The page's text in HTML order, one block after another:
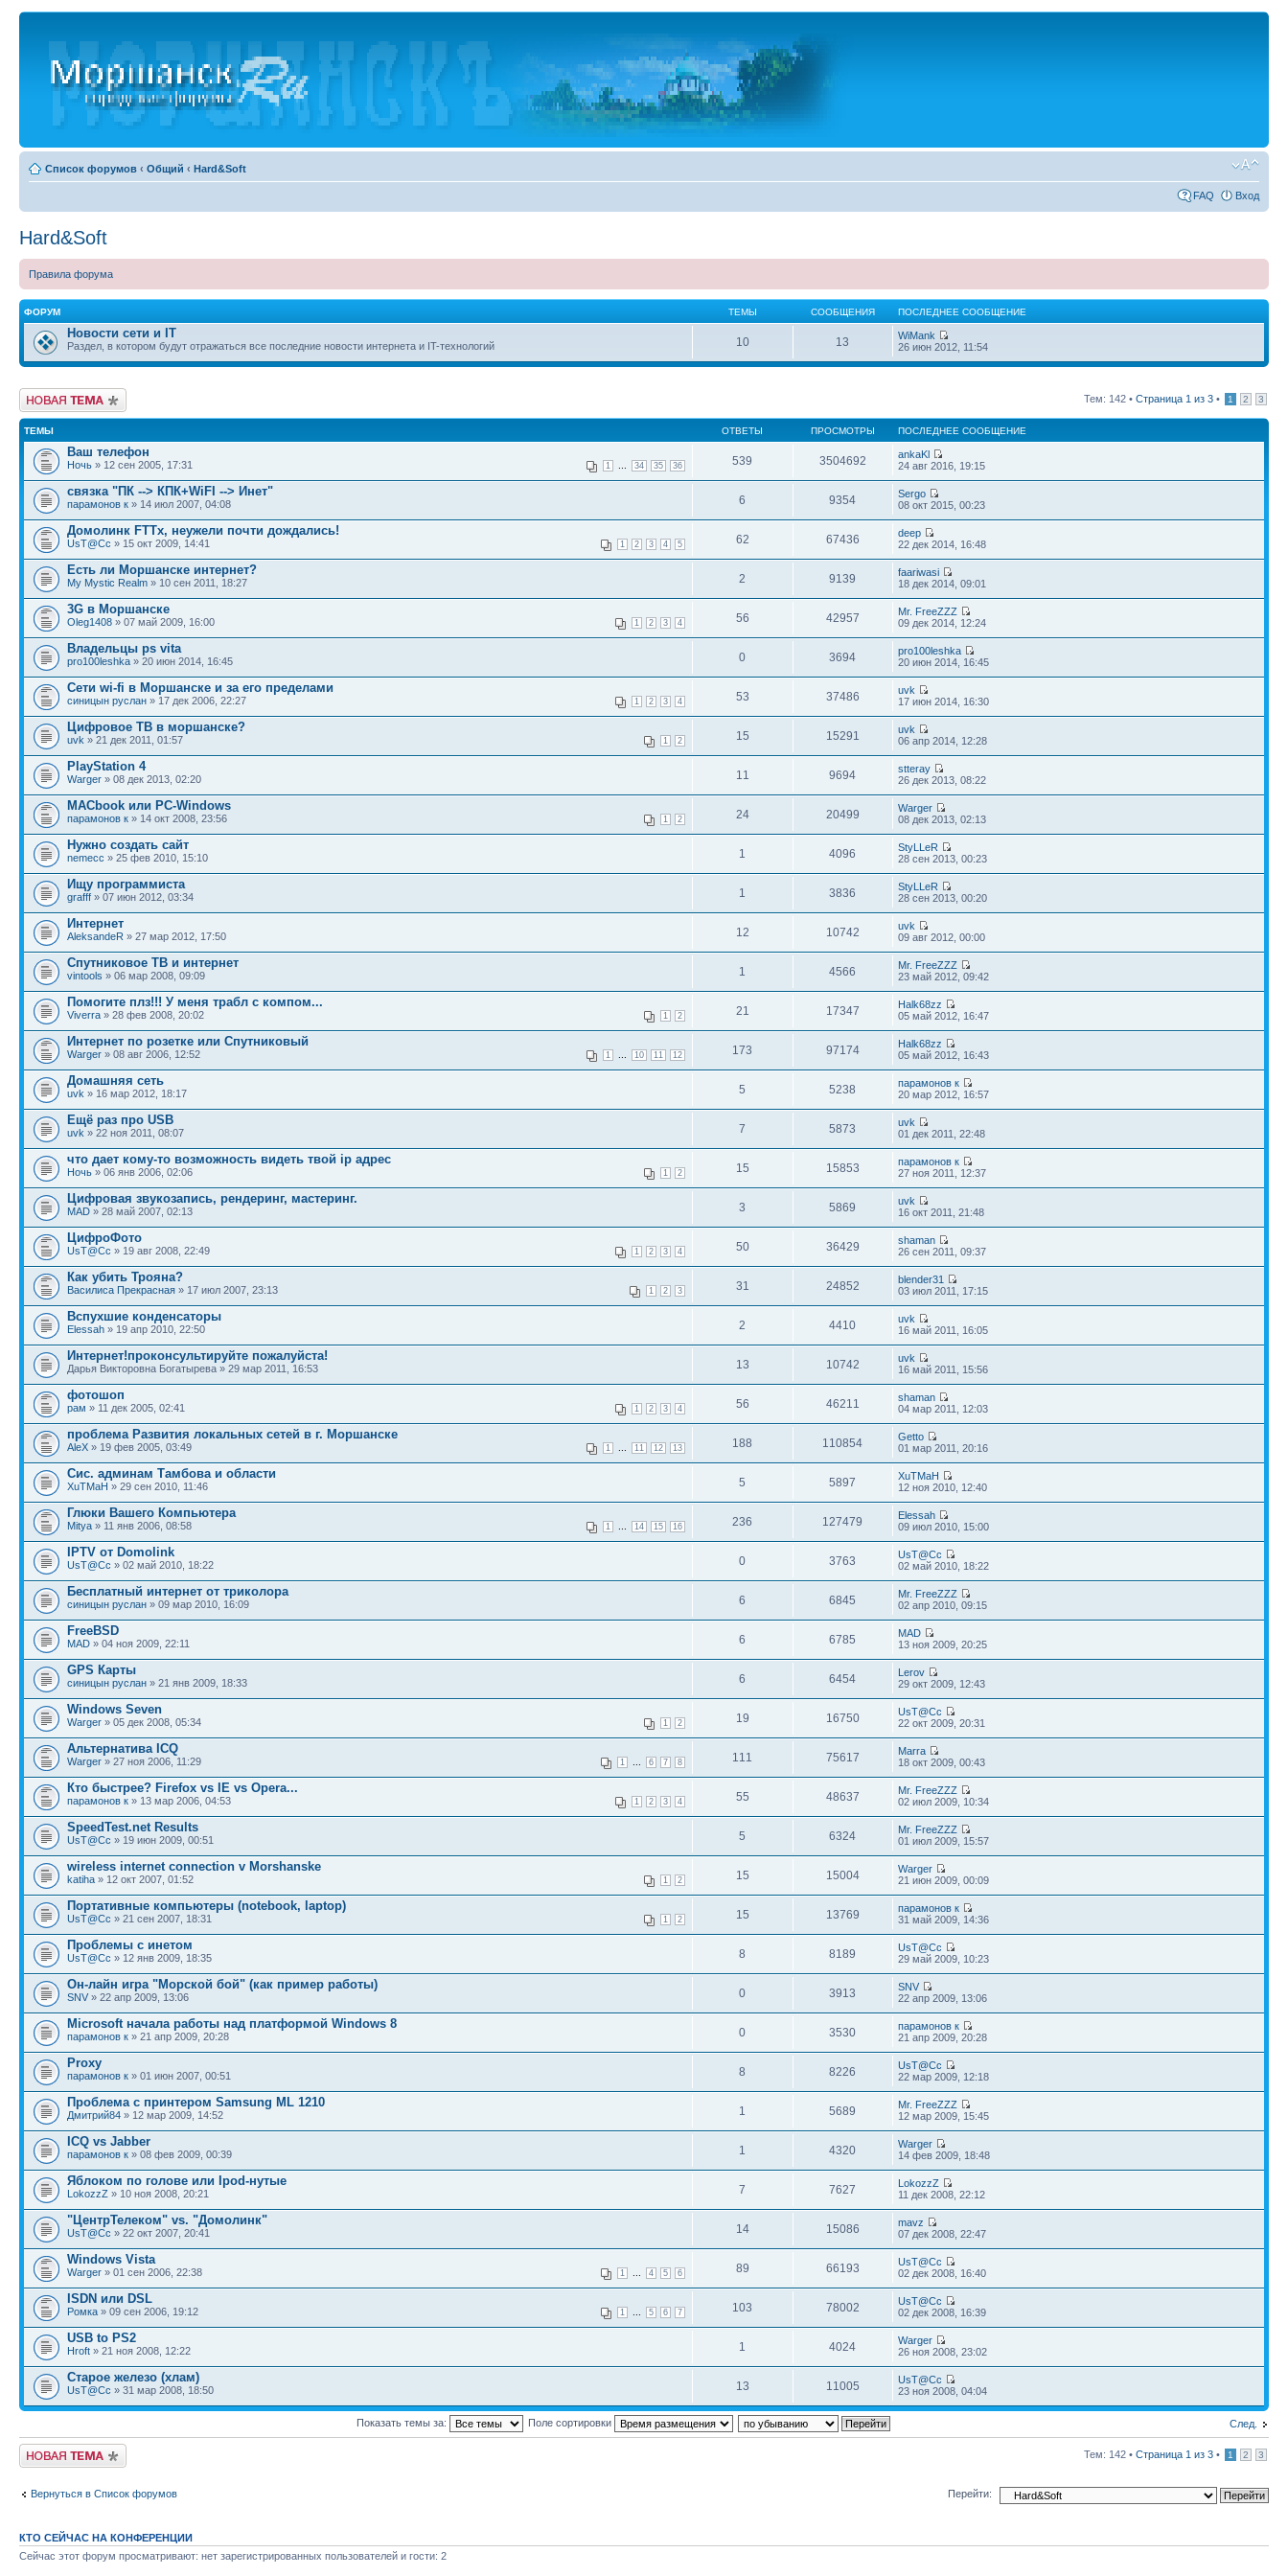
Список форумов ‹ Общий ‹ Hard&Soft
FAQ Вход
Hard&Soft
Правила форума
ФОРУМ ТЕМЫ СООБЩЕНИЯ ПОСЛЕДНЕЕ СООБЩЕНИЕ
Новости сети и IT
Раздел, в котором будут отражаться все последние новости интернета и IT-технологий 10 13
WiMank
26 июн 2012, 11:54
Новая тема Тем: 142 • Страница 1 из 3 • 1 2 3
ТЕМЫ ОТВЕТЫ ПРОСМОТРЫ ПОСЛЕДНЕЕ СООБЩЕНИЕ
Ваш телефон
1 34 35 36
Ночь » 12 сен 2005, 17:31 539 3504692
ankaKl
24 авг 2016, 19:15
связка "ПК --> КПК+WiFI --> Инет"
парамонов к » 14 июл 2007, 04:08 6 9354
Sergo
08 окт 2015, 00:23
Домолинк FTTx, неужели почти дождались!
1 2 3 4 5
UsT@Cc » 15 окт 2009, 14:41 62 67436
deep
22 дек 2014, 16:48
Есть ли Моршанске интернет?
My Mystic Realm » 10 сен 2011, 18:27 2 9139
faariwasi
18 дек 2014, 09:01
3G в Моршанске
1 2 3 4
Oleg1408 » 07 май 2009, 16:00 56 42957
Mr. FreeZZZ
09 дек 2014, 12:24
Владельцы ps vita
pro100leshka » 20 июн 2014, 16:45 0 3694
pro100leshka
20 июн 2014, 16:45
Сети wi-fi в Моршанске и за его пределами
1 2 3 4
синицын руслан » 17 дек 2006, 22:27 53 37486
uvk
17 июн 2014, 16:30
Цифровое ТВ в моршанске?
1 2
uvk » 21 дек 2011, 01:57 15 15291
uvk
06 апр 2014, 12:28
PlayStation 4
Warger » 08 дек 2013, 02:20 11 9694
stteray
26 дек 2013, 08:22
MACbook или PC-Windows
1 2
парамонов к » 14 окт 2008, 23:56 24 20499
Warger
08 дек 2013, 02:13
Нужно создать сайт
nemecc » 25 фев 2010, 15:10 1 4096
StyLLeR
28 сен 2013, 00:23
Ищу программиста
grafff » 07 июн 2012, 03:34 1 3836
StyLLeR
28 сен 2013, 00:20
Интернет
AleksandeR » 27 мар 2012, 17:50 12 10742
uvk
09 авг 2012, 00:00
Спутниковое ТВ и интернет
vintools » 06 мар 2008, 09:09 1 4566
Mr. FreeZZZ
23 май 2012, 09:42
Помогите плз!!! У меня трабл с компом...
1 2
Viverra » 28 фев 2008, 20:02 21 17347
Halk68zz
05 май 2012, 16:47
Интернет по розетке или Спутниковый
1 10 11 12
Warger » 08 авг 2006, 12:52 173 97174
Halk68zz
05 май 2012, 16:43
Домашняя сеть
uvk » 16 мар 2012, 18:17 5 5238
парамонов к
20 мар 2012, 16:57
Ещё раз про USB
uvk » 22 ноя 2011, 08:07 7 5873
uvk
01 дек 2011, 22:48
что дает кому-то возможность видеть твой ip адрес
1 2
Ночь » 06 янв 2006, 02:06 15 15853
парамонов к
27 ноя 2011, 12:37
Цифровая звукозапись, рендеринг, мастеринг.
MAD » 28 май 2007, 02:13 3 5869
uvk
16 окт 2011, 21:48
ЦифроФото
1 2 3 4
UsT@Cc » 19 авг 2008, 22:49 50 36429
shaman
26 сен 2011, 09:37
Как убить Трояна?
1 2 3
Василиса Прекрасная » 17 июл 2007, 23:13 31 24852
blender31
03 июл 2011, 17:15
Вспухшие конденсаторы
Elessah » 19 апр 2010, 22:50 2 4410
uvk
16 май 2011, 16:05
Интернет!проконсультируйте пожалуйста!
Дарья Викторовна Богатырева » 29 мар 2011, 16:53 13 10742
uvk
16 май 2011, 15:56
фотошоп
1 2 3 4
рам » 11 дек 2005, 02:41 56 46211
shaman
04 мар 2011, 12:03
проблема Развития локальных сетей в г. Моршанске
1 11 12 13
AleX » 19 фев 2005, 03:49 188 110854
Getto
01 мар 2011, 20:16
Сис. админам Тамбова и области
XuTMaH » 29 сен 2010, 11:46 5 5897
XuTMaH
12 ноя 2010, 12:40
Глюки Вашего Компьютера
1 14 15 16
Mitya » 11 янв 2006, 08:58 236 127479
Elessah
09 июл 2010, 15:00
IPTV от Domolink
UsT@Cc » 02 май 2010, 18:22 0 3763
UsT@Cc
02 май 2010, 18:22
Бесплатный интернет от триколора
синицын руслан » 09 мар 2010, 16:09 6 6845
Mr. FreeZZZ
02 апр 2010, 09:15
FreeBSD
MAD » 04 ноя 2009, 22:11 6 6785
MAD
13 ноя 2009, 20:25
GPS Карты
синицын руслан » 21 янв 2009, 18:33 6 6454
Lerov
29 окт 2009, 12:43
Windows Seven
1 2
Warger » 05 дек 2008, 05:34 19 16750
UsT@Cc
22 окт 2009, 20:31
Альтернатива ICQ
1 6 7 8
Warger » 27 ноя 2006, 11:29 111 75617
Marra
18 окт 2009, 00:43
Кто быстрее? Firefox vs IE vs Opera...
1 2 3 4
парамонов к » 13 мар 2006, 04:53 55 48637
Mr. FreeZZZ
02 июл 2009, 10:34
SpeedTest.net Results
UsT@Cc » 19 июн 2009, 00:51 5 6324
Mr. FreeZZZ
01 июл 2009, 15:57
wireless internet connection v Morshanske
1 2
katiha » 12 окт 2007, 01:52 15 15004
Warger
21 июн 2009, 00:09
Портативные компьютеры (notebook, laptop)
1 2
UsT@Cc » 21 сен 2007, 18:31 15 13769
парамонов к
31 май 2009, 14:36
Проблемы с инетом
UsT@Cc » 12 янв 2009, 18:35 8 8189
UsT@Cc
29 май 2009, 10:23
Он-лайн игра "Морской бой" (как пример работы)
SNV » 22 апр 2009, 13:06 0 3913
SNV
22 апр 2009, 13:06
Microsoft начала работы над платформой Windows 8
парамонов к » 21 апр 2009, 20:28 0 3530
парамонов к
21 апр 2009, 20:28
Proxy
парамонов к » 01 июн 2007, 00:51 8 8226
UsT@Cc
22 мар 2009, 12:18
Проблема с принтером Samsung ML 1210
Дмитрий84 » 12 мар 2009, 14:52 1 5689
Mr. FreeZZZ
12 мар 2009, 15:45
ICQ vs Jabber
парамонов к » 08 фев 2009, 00:39 1 4320
Warger
14 фев 2009, 18:48
Яблоком по голове или Ipod-нутые
LokozzZ » 10 ноя 2008, 20:21 7 7627
LokozzZ
11 дек 2008, 22:12
"ЦентрТелеком" vs. "Домолинк"
UsT@Cc » 22 окт 2007, 20:41 14 15086
mavz
07 дек 2008, 22:47
Windows Vista
1 4 5 6
Warger » 01 сен 2006, 22:38 89 66193
UsT@Cc
02 дек 2008, 16:40
ISDN или DSL
1 5 6 7
Ромка » 09 сен 2006, 19:12 103 78002
UsT@Cc
02 дек 2008, 16:39
USB to PS2
Hroft » 21 ноя 2008, 12:22 1 4024
Warger
26 ноя 2008, 23:02
Старое железо (хлам)
UsT@Cc » 31 мар 2008, 18:50 13 11005
UsT@Cc
23 ноя 2008, 04:04
След.
Показать темы за: Поле сортировки
Новая тема Тем: 142 • Страница 1 из 3 • 1 2 3
Вернуться в Список форумов Перейти:
КТО СЕЙЧАС НА КОНФЕРЕНЦИИ
Сейчас этот форум просматривают: нет зарегистрированных пользователей и гости: 2